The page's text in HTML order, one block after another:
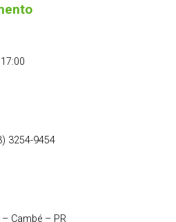
3254-9454
Cambé – PR